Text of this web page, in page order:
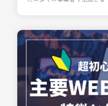
広告やSNS広告と比べても高
でも運用しやすい手法です。 近年、Googleでは検索広告と
「P-MAX」「デマンドジェ